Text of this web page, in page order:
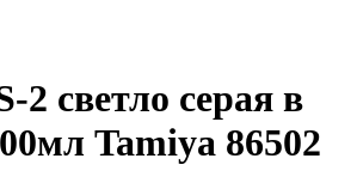
2 светло серая в
Tamiya 86502